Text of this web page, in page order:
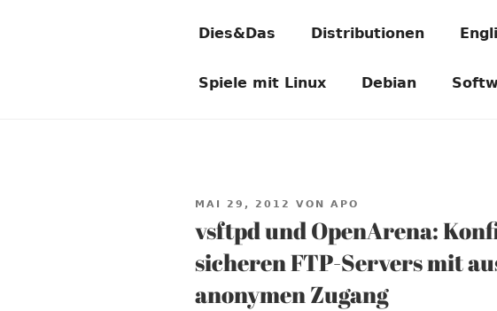
Dies&Das Distributionen
Spiele mit Linux Debian
VERÖFFENTLICHT
MAI 29, 2012 VON APO
vsftpd und OpenArena:
sicheren FTP-Servers mit
anonymen Zugang